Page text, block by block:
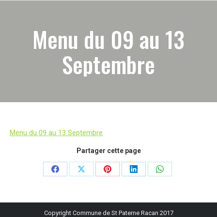
Menu du 09 au 13
Septembre
Menu du 09 au 13 Septembre
Partager cette page
Partager
Facebook
Partager
X
Partager
Pinterest
Partager
LinkedIn
Partager
WhatsApp
Copyright Commune de St Paterne Racan 2017